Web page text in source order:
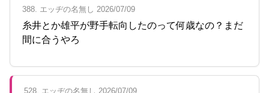
388. エッヂの名無し 2026/07/09
糸井とか雄平が野手転向したのって何歳なの？まだ
間に合うやろ
528. エッヂの名無し 2026/07/09